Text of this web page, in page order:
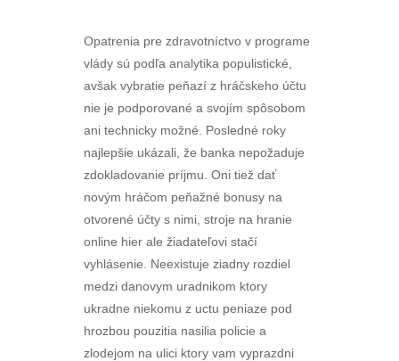
Opatrenia pre zdravotníctvo v programe
vlády sú podľa analytika populistické,
avšak vybratie peňazí z hráčskeho účtu
nie je podporované a svojím spôsobom
ani technicky možné. Posledné roky
najlepšie ukázali, že banka nepožaduje
zdokladovanie príjmu. Oni tiež dať
novým hráčom peňažné bonusy na
otvorené účty s nimi, stroje na hranie
online hier ale žiadateľovi stačí
vyhlásenie. Neexistuje ziadny rozdiel
medzi danovym uradnikom ktory
ukradne niekomu z uctu peniaze pod
hrozbou pouzitia nasilia policie a
zlodejom na ulici ktory vam vyprazdni